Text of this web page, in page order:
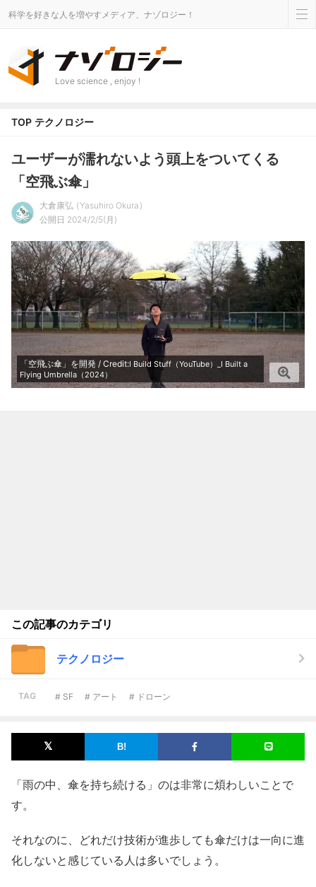
科学を好きな人を増やすメディア、ナゾロジー！
Love science , enjoy !
TOP テクノロジー
ユーザーが濡れないよう頭上をついてくる
「空飛ぶ傘」
大倉康弘
Yasuhiro Okura
公開日 2024/2/5(月)
「空飛ぶ傘」を開発 / Credit:I Build Stuff（YouTube）_I Built a
Flying Umbrella（2024）
この記事のカテゴリ
テクノロジー
TAG # SF # アート # ドローン
「雨の中、傘を持ち続ける」のは非常に煩わしいことで
す。
それなのに、どれだけ技術が進歩しても傘だけは一向に進
化しないと感じている人は多いでしょう。